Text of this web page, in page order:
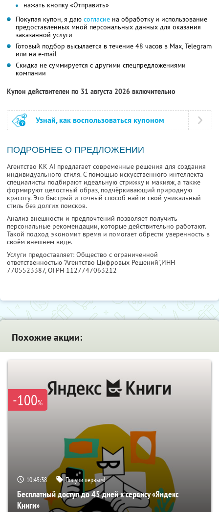
нажать кнопку «Отправить»
Покупая купон, я даю согласие на обработку и использование
предоставленных мной персональных данных для оказания
заказанной услуги
Готовый подбор высылается в течение 48 часов в Max, Telegram
или на e-mail
Скидка не суммируется с другими спецпредложениями
компании
Купон действителен по 31 августа 2026 включительно
Узнай, как воспользоваться купоном
ПОДРОБНЕЕ О ПРЕДЛОЖЕНИИ
Агентство KK AI предлагает современные решения для создания
индивидуального стиля. С помощью искусственного интеллекта
специалисты подбирают идеальную стрижку и макияж, а также
формируют целостный образ, подчёркивающий природную
красоту. Это быстрый и точный способ найти свой уникальный
стиль без долгих поисков.
Анализ внешности и предпочтений позволяет получить
персональные рекомендации, которые действительно работают.
Такой подход экономит время и помогает обрести уверенность в
своём внешнем виде.
Услуги предоставляет: Общество с ограниченной
ответственностью "Агентство Цифровых Решений",ИНН
7705523387, ОГРН 1127747063212
Похожие акции:
-100%
10:45:37 Получи первым!
Бесплатный доступ до 45 дней к сервису «Яндекс
Книги»